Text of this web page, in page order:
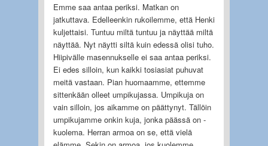
Emme saa antaa periksi. Matkan on
jatkuttava. Edelleenkin rukoilemme, että Henki
kuljettaisi. Tuntuu miltä tuntuu ja näyttää miltä
näyttää. Nyt näytti siltä kuin edessä olisi tuho.
Hiipivälle masennukselle ei saa antaa periksi.
Ei edes silloin, kun kaikki tosiasiat puhuvat
meitä vastaan. Pian huomaamme, ettemme
sittenkään olleet umpikujassa. Umpikuja on
vain silloin, jos aikamme on päättynyt. Tällöin
umpikujamme onkin kuja, jonka päässä on -
kuolema. Herran armoa on se, että vielä